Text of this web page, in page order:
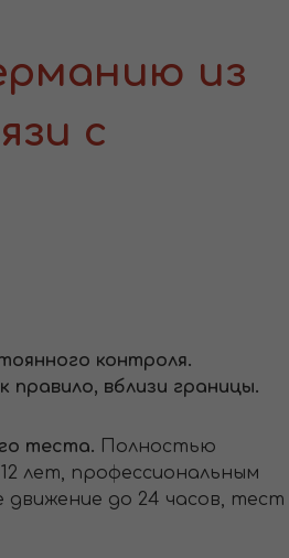
из
с
контроля.
вблизи границы.
теста. Полностью
лет, профессиональным
до 24 часов, тест